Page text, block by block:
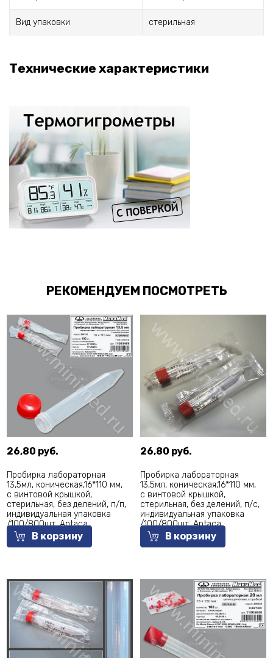
Вид упаковки стерильная
Технические характеристики
РЕКОМЕНДУЕМ ПОСМОТРЕТЬ
26,80 руб.
Пробирка лабораторная
13,5мл, коническая,16*110 мм,
с винтовой крышкой,
стерильная, без делений, п/п,
индивидуальная упаковка
/100/800шт, Aptaca
В корзину
26,80 руб.
Пробирка лабораторная
13,5мл, коническая,16*110 мм,
с винтовой крышкой,
стерильная, без делений, п/c,
индивидуальная упаковка
/100/800шт, Aptaca
В корзину